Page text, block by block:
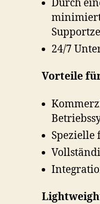
Durch
24/7
Vorteile